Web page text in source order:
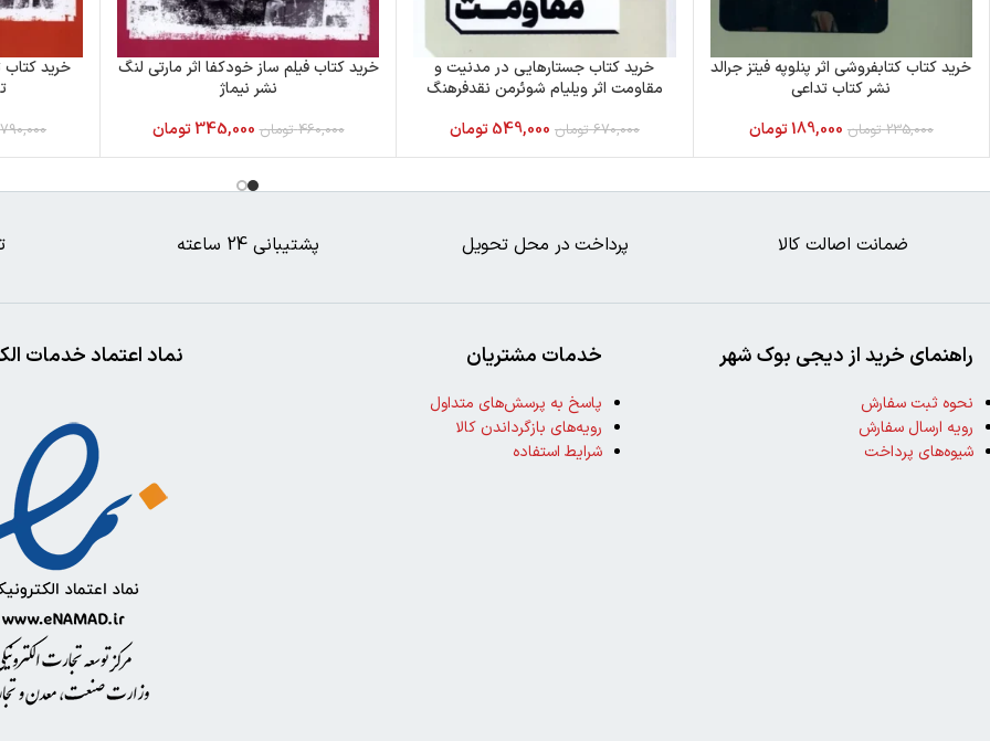
خرید کتاب کتابفروشی اثر پنلوپه فیتز جرالد
نشر کتاب تداعی
235,000 تومان 189,000تومان
خرید کتاب جستارهایی در مدنیت و
مقاومت اثر ویلیام شوئرمن نقدفرهنگ
670,000 تومان 549,000تومان
خرید کتاب فیلم ساز خودکفا اثر مارتی لنگ
نشر نیماژ
460,000 تومان 345,000تومان
خرید کتاب
790,000
ضمانت اصالت کالا پرداخت در محل تحویل پشتیبانی 24 ساعته
نماد اعتماد خدمات خدمات مشتریان
پاسخ به پرسش‌های متداول
رویه‌های بازگرداندن کالا
شرایط استفاده
راهنمای خرید از دیجی بوک شهر
نحوه ثبت سفارش
رویه ارسال سفارش
شیوه‌های پرداخت